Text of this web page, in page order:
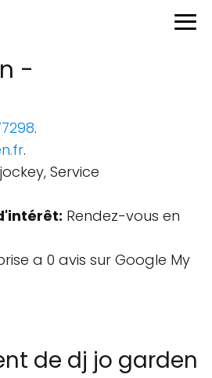
-
.
.
Service
Rendez-vous en
a 0 avis sur Google My
de dj jo garden